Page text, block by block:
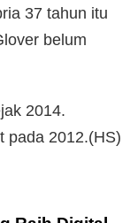
37 tahun itu
belum
2014.
pada 2012.(HS)